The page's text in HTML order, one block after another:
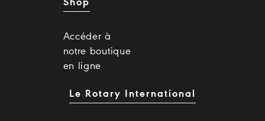
Shop
Accéder à
notre boutique
en ligne
Le Rotary International